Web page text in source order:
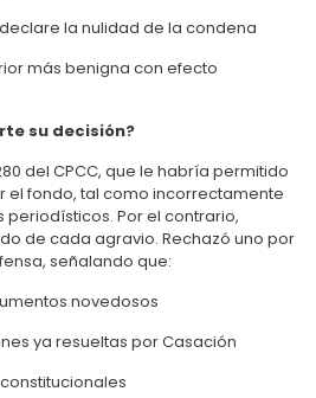
la nulidad de la condena
más benigna con efecto
su decisión?
del CPCC, que le habría permitido
el fondo, tal como incorrectamente
Por el contrario,
de cada agravio. Rechazó uno por
señalando que:
novedosos
ya resueltas por Casación